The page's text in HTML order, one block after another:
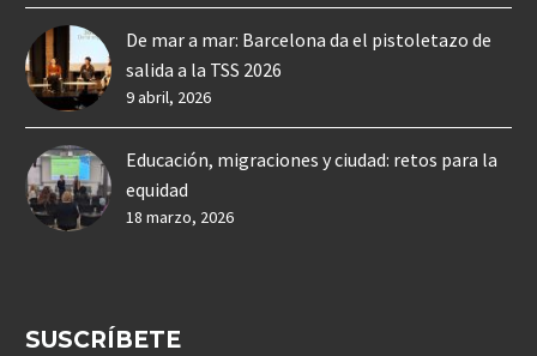
De mar a mar: Barcelona da el pistoletazo de
salida a la TSS 2026
9 abril, 2026
Educación, migraciones y ciudad: retos para la
equidad
18 marzo, 2026
SUSCRÍBETE